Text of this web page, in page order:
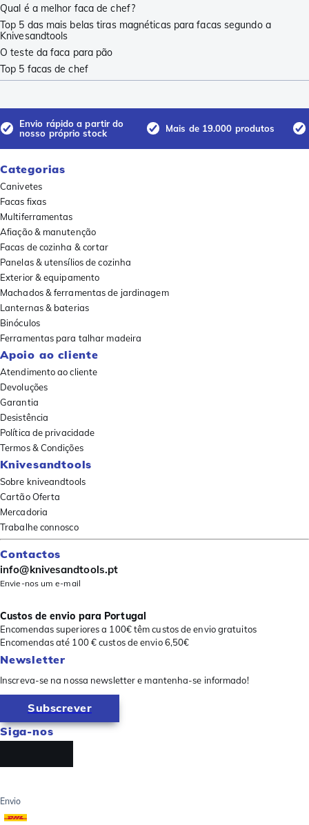
Qual é a melhor faca de chef?
Top 5 das mais belas tiras magnéticas para facas segundo a
Knivesandtools
O teste da faca para pão
Top 5 facas de chef
Envio rápido a partir do
nosso próprio stock
Mais de 19.000 produtos
Categorias
Canivetes
Facas fixas
Multiferramentas
Afiação & manutenção
Facas de cozinha & cortar
Panelas & utensílios de cozinha
Exterior & equipamento
Machados & ferramentas de jardinagem
Lanternas & baterias
Binóculos
Ferramentas para talhar madeira
Apoio ao cliente
Atendimento ao cliente
Devoluções
Garantia
Desistência
Política de privacidade
Termos & Condições
Knivesandtools
Sobre kniveandtools
Cartão Oferta
Mercadoria
Trabalhe connosco
Contactos
info@knivesandtools.pt
Envie-nos um e-mail
Custos de envio para Portugal
Encomendas superiores a 100€ têm custos de envio gratuitos
Encomendas até 100 € custos de envio 6,50€
Newsletter
Inscreva-se na nossa newsletter e mantenha-se informado!
Subscrever
Siga-nos
Envio